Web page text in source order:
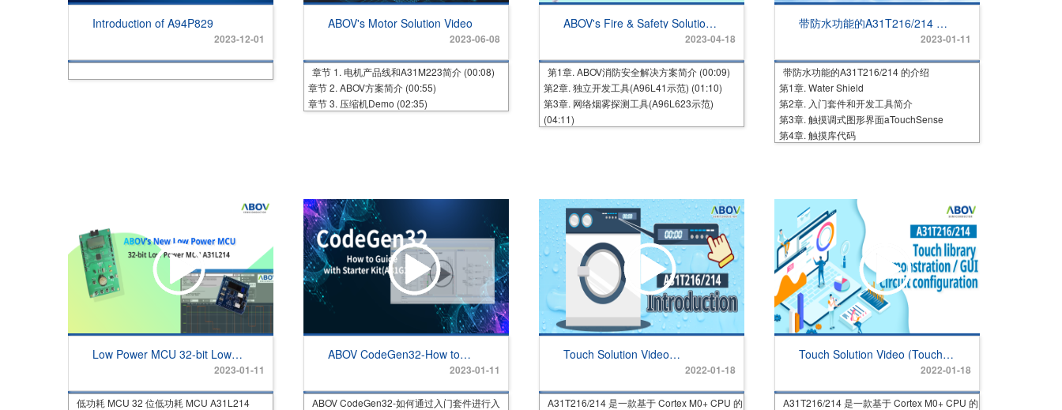
Introduction of A94P829
2023-12-01
ABOV's Motor Solution Video
2023-06-08
章节 1. 电机产品线和A31M223简介 (00:08)
章节 2. ABOV方案简介 (00:55)
章节 3. 压缩机Demo (02:35)
ABOV's Fire & Safety Solution
2023-04-18
第1章. ABOV消防安全解决方案简介 (00:09)
第2章. 独立开发工具(A96L41示范) (01:10)
第3章. 网络烟雾探测工具(A96L623示范)
(04:11)
带防水功能的A31T216/214 的
2023-01-11
带防水功能的A31T216/214 的介绍
第1章. Water Shield
第2章. 入门套件和开发工具简介
第3章. 触摸调式图形界面aTouchSense
第4章. 触摸库代码
Low Power MCU 32-bit Low
2023-01-11
低功耗 MCU 32 位低功耗 MCU A31L214
ABOV CodeGen32-How to
2023-01-11
ABOV CodeGen32-如何通过入门套件进行入
Touch Solution Video
(A31T216/214 Introduction)2022-01-18
A31T216/214 是一款基于 Cortex M0+ CPU 的
Touch Solution Video (Touch
library, Demonstration, Circuit2022-01-18
A31T216/214 是一款基于 Cortex M0+ CPU 的